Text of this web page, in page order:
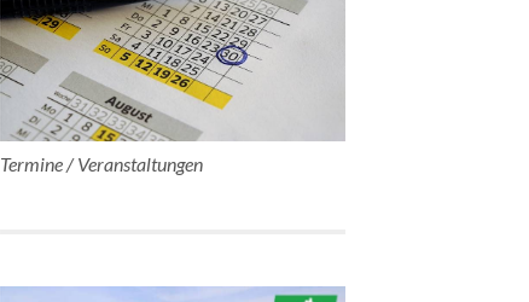
Termine / Veranstaltungen